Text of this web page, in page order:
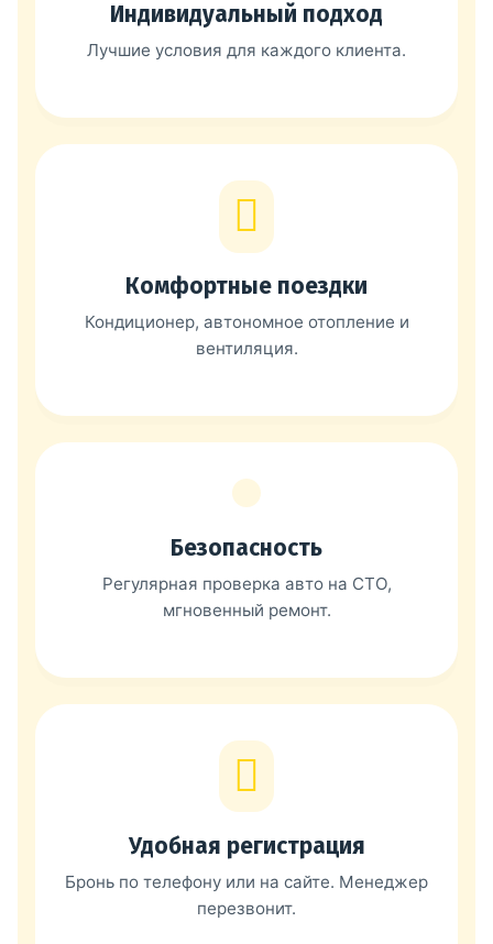
Индивидуальный подход
Лучшие условия для каждого клиента.
Комфортные поездки
Кондиционер, автономное отопление и
вентиляция.
Безопасность
Регулярная проверка авто на СТО,
мгновенный ремонт.
Удобная регистрация
Бронь по телефону или на сайте. Менеджер
перезвонит.